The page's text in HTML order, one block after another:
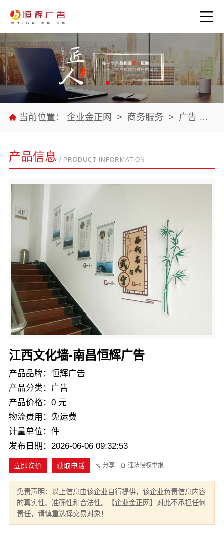
当前位置： 企业金正网 > 商务服务 > 广告 >
产品信息 / PRODUCT INFORMATION
江西文化墙-南昌恒辉广告
产品品牌：恒辉广告
产品分类：广告
产品价格：0 元
物流费用：免运费
计量单位：件
发布日期：2026-06-06 09:32:53
立即询价 获取电话 分享 违法侵权举报
免责声明：以上信息由该企业自行提供，该企业负责信息内容
的真实性、准确性和合法性。【企业金正网】对此不承担任何
责任，请慎重选择交易对象！